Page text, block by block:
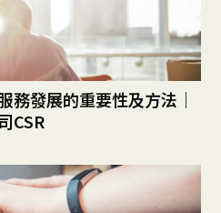
務發展的重要性及方法｜
CSR